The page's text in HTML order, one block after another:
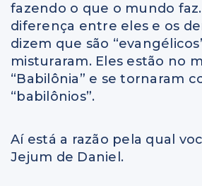
fazendo o que o mundo
diferença entre eles e os
dizem que são
misturaram. Eles estão no
“Babilônia” e se tornaram
“babilônios”.
Aí está a razão pela qual
Jejum de Daniel.